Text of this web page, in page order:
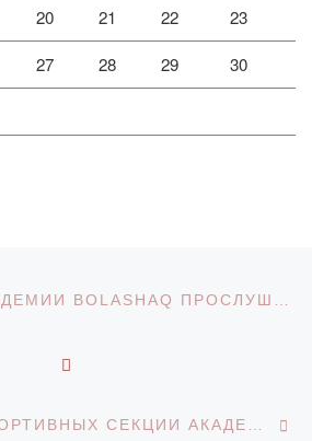
20 21 22 23
27 28 29 30
по записям СТУДЕНТЫ АКАДЕМИИ BOLASHAQ ПРОСЛУШАЛИ ПОСЛАНИЕ ПРЕЗИДЕНТА КАСЫМ-ЖОМАРТА ТОКАЕВА
РАСПИСАНИЕ СПОРТИВНЫХ СЕКЦИИ АКАДЕМИЯ 2021-2022 Г.Г.